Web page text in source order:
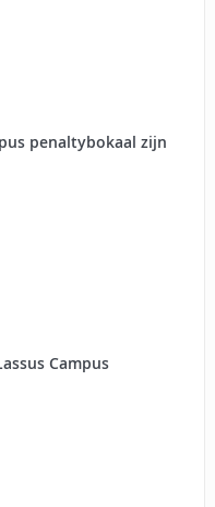
penaltybokaal zijn
Campus